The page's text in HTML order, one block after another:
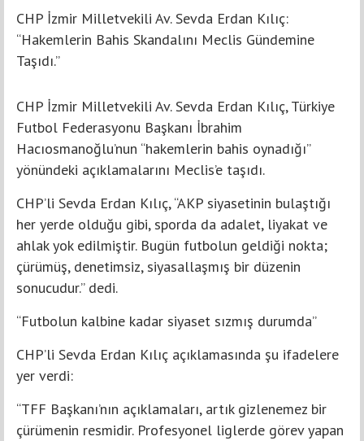
CHP İzmir Milletvekili Av. Sevda Erdan Kılıç:
“Hakemlerin Bahis Skandalını Meclis Gündemine
Taşıdı.”
CHP İzmir Milletvekili Av. Sevda Erdan Kılıç, Türkiye
Futbol Federasyonu Başkanı İbrahim
Hacıosmanoğlu’nun “hakemlerin bahis oynadığı”
yönündeki açıklamalarını Meclis’e taşıdı.
CHP’li Sevda Erdan Kılıç, “AKP siyasetinin bulaştığı
her yerde olduğu gibi, sporda da adalet, liyakat ve
ahlak yok edilmiştir. Bugün futbolun geldiği nokta;
çürümüş, denetimsiz, siyasallaşmış bir düzenin
sonucudur.” dedi.
“Futbolun kalbine kadar siyaset sızmış durumda”
CHP’li Sevda Erdan Kılıç açıklamasında şu ifadelere
yer verdi:
“TFF Başkanı’nın açıklamaları, artık gizlenemez bir
çürümenin resmidir. Profesyonel liglerde görev yapan